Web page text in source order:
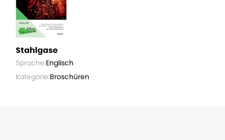
Stahlgase
Sprache:Englisch
Kategorie:Broschüren